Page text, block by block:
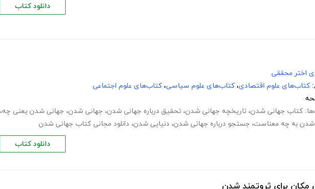
دانلود کتاب
اختر محققی
کتاب‌های علوم اقتصادی، کتاب‌های علوم سیاسی، کتاب‌های علوم اجتماعی
کتاب جهانی شدن، تاریخچه جهانی شدن، تحقیق درباره جهانی شدن، جهانی شدن، جهانی شدن یعنی چه،
شدن به چه معناست، جستجو درباره جهانی شدن، دنیایی شدن، دانلود مجانی کتاب جهانی شدن
دانلود کتاب
مکان برای ثروتمند شدن